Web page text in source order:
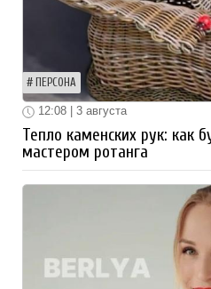
ПЕРСОНА
12:08 | 3 августа
Тепло каменских рук: как
мастером ротанга